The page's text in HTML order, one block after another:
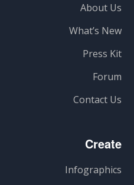
About Us
What’s New
Press Kit
Forum
Contact Us
Create
Infographics